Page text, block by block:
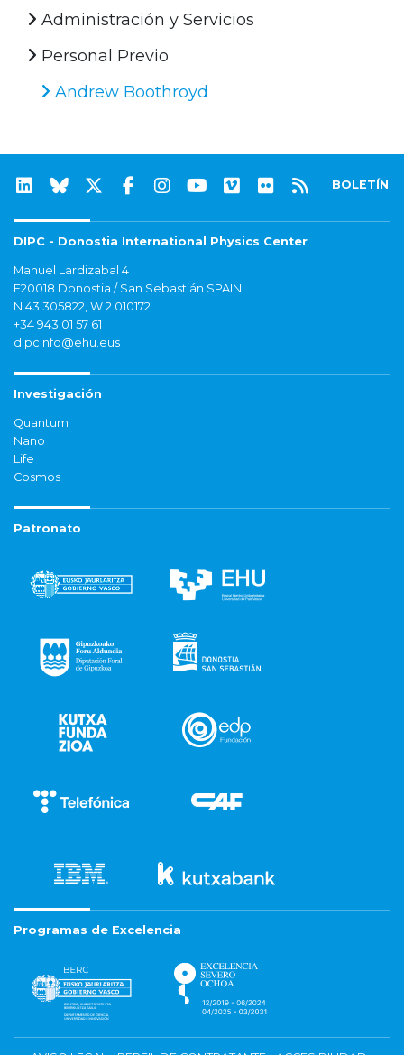
Administración y Servicios
Personal Previo
Andrew Boothroyd
BOLETÍN
DIPC - Donostia International Physics Center
Manuel Lardizabal 4
E20018 Donostia / San Sebastián SPAIN
N 43.305822, W 2.010172
+34 943 01 57 61
dipcinfo@ehu.eus
Investigación
Quantum
Nano
Life
Cosmos
Patronato
Programas de Excelencia